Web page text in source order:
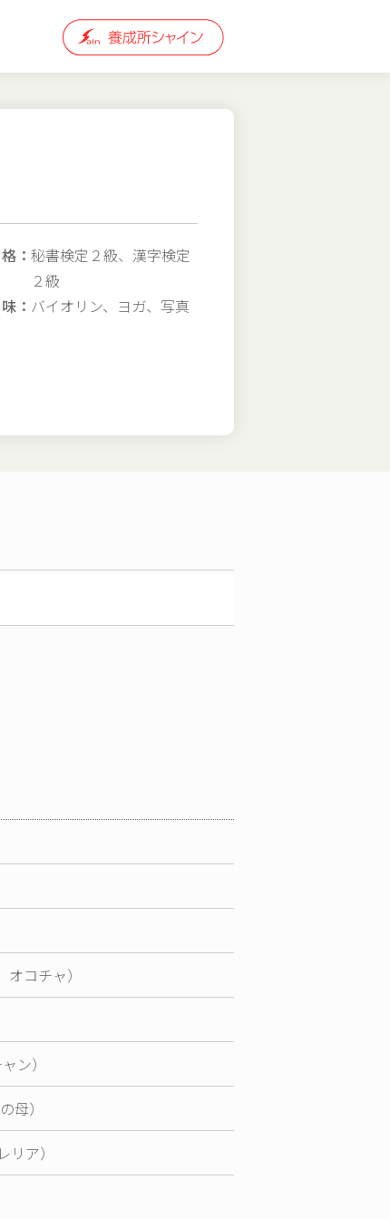
： 秘書検定２級、漢字検定
２級
： バイオリン、ヨガ、写真
コチャ）
ン）
）
ア）